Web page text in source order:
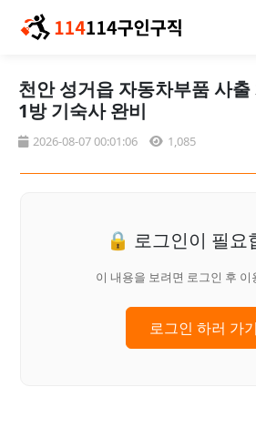
천안 성거읍 자동차부품 사
1방 기숙사 완비
2026-08-07 00:01:06 1,085
🔒 로그인이 필요
이 내용을 보려면 로그인 후 이
로그인 하러 가기